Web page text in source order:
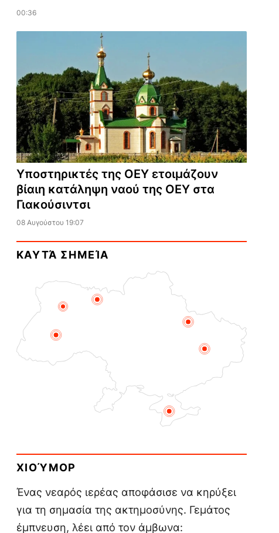
00:36
Υποστηρικτές της ΟΕΥ ετοιμάζουν
βίαιη κατάληψη ναού της ΟΕΥ στα
Γιακούσιντσι
08 Αυγούστου 19:07
ΚΑΥΤΆ ΣΗΜΕΊΑ
ΧΙΟΎΜΟΡ
Ένας νεαρός ιερέας αποφάσισε να κηρύξει
για τη σημασία της ακτημοσύνης. Γεμάτος
έμπνευση, λέει από τον άμβωνα: